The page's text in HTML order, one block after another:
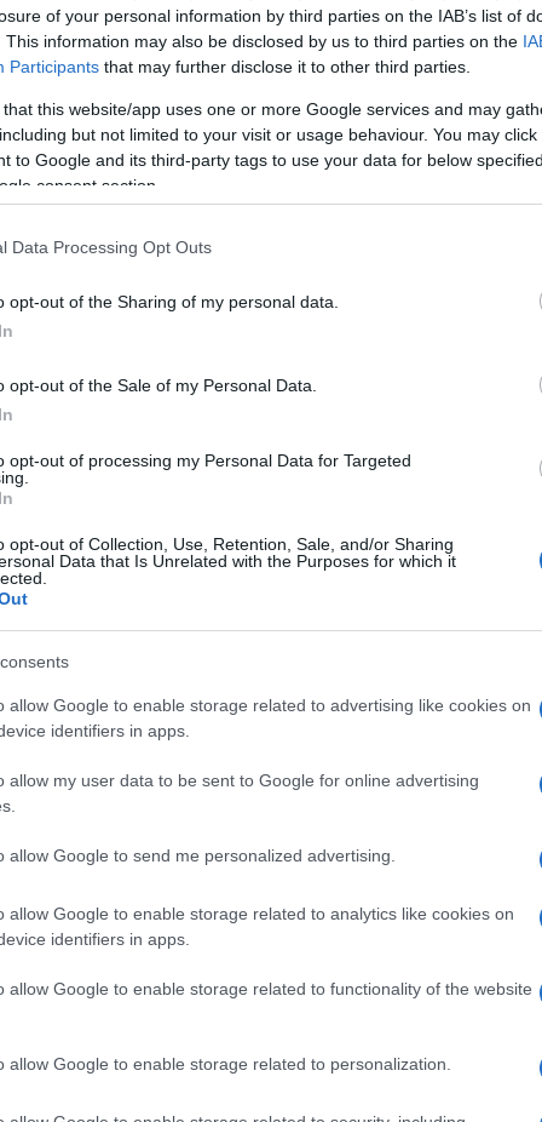
of your personal information by third parties on the IAB’s list of
This information may also be disclosed by us to third parties on the
Participants that may further disclose it to other third parties.
that this website/app uses one or more Google services and may
but not limited to your visit or usage behaviour. You may
to Google and its third-party tags to use your data for below
consent section.
Data Processing Opt Outs
opt-out of the Sharing of my personal data.
opt-out of the Sale of my Personal Data.
opt-out of processing my Personal Data for Targeted
opt-out of Collection, Use, Retention, Sale, and/or Sharing
Data that Is Unrelated with the Purposes for which it
allow Google to enable storage related to advertising like cookies on
identifiers in apps.
allow my user data to be sent to Google for online advertising
allow Google to send me personalized advertising.
allow Google to enable storage related to analytics like cookies on
identifiers in apps.
allow Google to enable storage related to functionality of the website
allow Google to enable storage related to personalization.
bedrijfsbeleggers in Bitcoin, ooit zou overwegen
tijd ondenkbaar. De CEO van MicroStrategy,
dat, onder bepaalde omstandigheden, de verkoop
Dit markeert een belangrijke stap weg van de
Did, legde Phong Le uit dat de enige reden
aandelen onder de netto-activa waarde (mNAV)
aan te trekken. Deze situatie zou hen dwingen
om de belangen van hun aandeelhouders te
van MicroStrategy vergelijkt met de waarde
1 zakt, betekent dit dat het bedrijf minder